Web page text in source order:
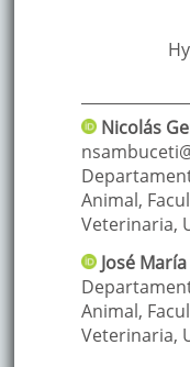
Nicolás
Animal,
Veterinaria,
José María
Animal,
Veterinaria,